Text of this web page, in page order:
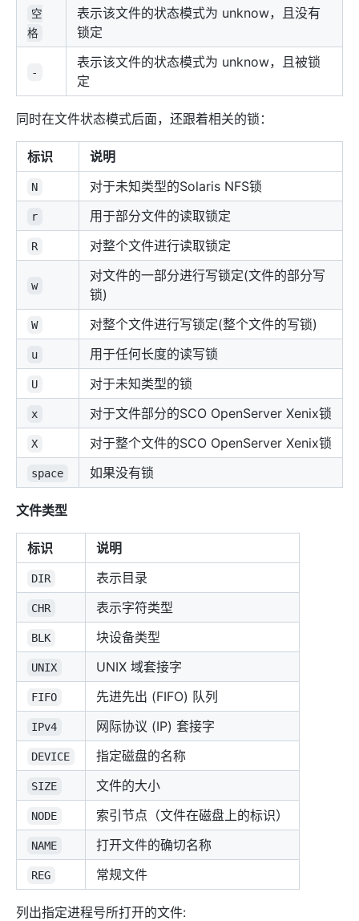
空
格
表示该文件的状态模式为 unknow，且没有
锁定
-
表示该文件的状态模式为 unknow，且被锁
定
同时在文件状态模式后面，还跟着相关的锁：
标识 说明
N 对于未知类型的Solaris NFS锁
r 用于部分文件的读取锁定
R 对整个文件进行读取锁定
w
对文件的一部分进行写锁定(文件的部分写
锁)
W 对整个文件进行写锁定(整个文件的写锁)
u 用于任何长度的读写锁
U 对于未知类型的锁
x 对于文件部分的SCO OpenServer Xenix锁
X 对于整个文件的SCO OpenServer Xenix锁
space 如果没有锁
文件类型
标识 说明
DIR 表示目录
CHR 表示字符类型
BLK 块设备类型
UNIX UNIX 域套接字
FIFO 先进先出 (FIFO) 队列
IPv4 网际协议 (IP) 套接字
DEVICE 指定磁盘的名称
SIZE 文件的大小
NODE 索引节点（文件在磁盘上的标识）
NAME 打开文件的确切名称
REG 常规文件
列出指定进程号所打开的文件: